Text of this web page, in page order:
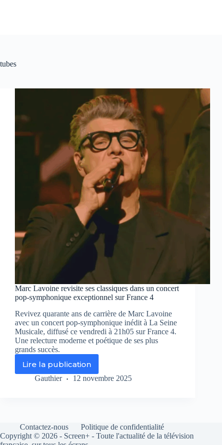
tubes
Marc Lavoine revisite ses classiques dans un concert
pop-symphonique exceptionnel sur France 4
Revivez quarante ans de carrière de Marc Lavoine
avec un concert pop-symphonique inédit à La Seine
Musicale, diffusé ce vendredi à 21h05 sur France 4.
Une relecture moderne et poétique de ses plus
grands succès.
Lire la publication
Marc
Lavoine
un
concert
Gauthier 12 novembre 2025
Contactez-nous
Politique de confidentialité
Copyright © 2026 - Screen+ - Toute l'actualité de la télévision